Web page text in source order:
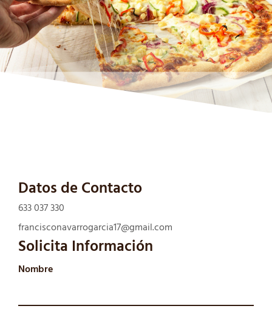
Datos de Contacto
633 037 330
francisconavarrogarcia17@gmail.com
Solicita Información
Nombre